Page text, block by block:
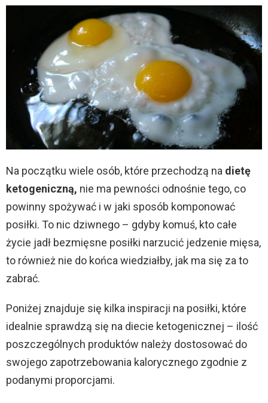
Na początku wiele osób, które przechodzą na dietę
ketogeniczną, nie ma pewności odnośnie tego, co
powinny spożywać i w jaki sposób komponować
posiłki. To nic dziwnego – gdyby komuś, kto całe
życie jadł bezmięsne posiłki narzucić jedzenie mięsa,
to również nie do końca wiedziałby, jak ma się za to
zabrać.
Poniżej znajduje się kilka inspiracji na posiłki, które
idealnie sprawdzą się na diecie ketogenicznej – ilość
poszczególnych produktów należy dostosować do
swojego zapotrzebowania kalorycznego zgodnie z
podanymi proporcjami.